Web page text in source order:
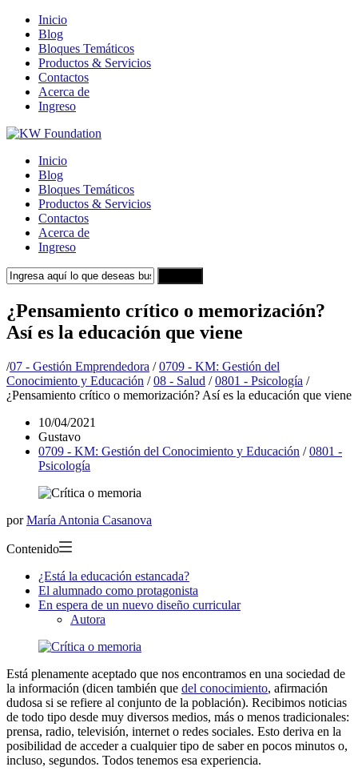
Inicio
Blog
Bloques Temáticos
Productos & Servicios
Contactos
Acerca de
Ingreso
Inicio
Blog
Bloques Temáticos
Productos & Servicios
Contactos
Acerca de
Ingreso
¿Pensamiento crítico o memorización?
Así es la educación que viene
/07 - Gestión Emprendedora / 0709 - KM: Gestión del
Conocimiento y Educación / 08 - Salud / 0801 - Psicología /
¿Pensamiento crítico o memorización? Así es la educación que viene
10/04/2021
Gustavo
0709 - KM: Gestión del Conocimiento y Educación /0801 -
Psicología
porMaría Antonia Casanova
Contenido
¿Está la educación estancada?
El alumnado como protagonista
En espera de un nuevo diseño curricular
Autora
Está plenamente aceptado que nos encontramos en una sociedad de
la información (dicen también que del conocimiento, afirmación
dudosa si se refiere al conjunto de la población). Recibimos noticias
de todo tipo desde muy diversos medios, más o menos tradicionales:
prensa, radio, televisión, internet o redes sociales. Esto deriva en la
posibilidad de acceder a cualquier tipo de saber en pocos minutos o,
incluso, segundos. Todos tenemos esa experiencia.